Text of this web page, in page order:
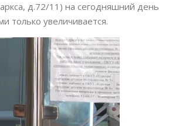
д.72/11) на сегодняшний день
только увеличивается.